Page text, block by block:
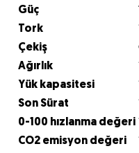
Güç
Tork
Çekiş
Ağırlık
Yük kapasitesi
Son Sürat
0-100 hızlanma değeri
CO2 emisyon değeri